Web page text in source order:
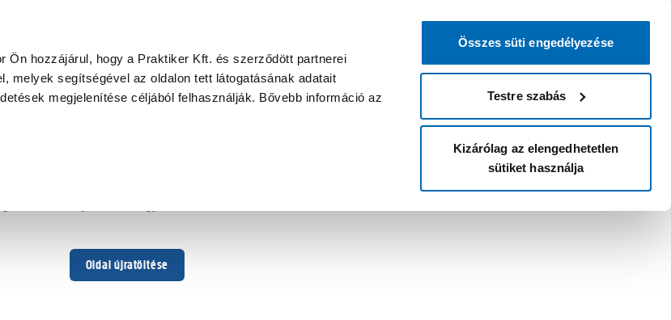
Ön hozzájárul, hogy a Praktiker Kft. és szerződött partnerei
melyek segítségével az oldalon tett látogatásának adatait
megjelenítése céljából felhasználják. Bővebb információ az
Összes süti engedélyezése
Testre szabás
Kizárólag az elengedhetetlen
sütiket használja
Oldal újratöltése